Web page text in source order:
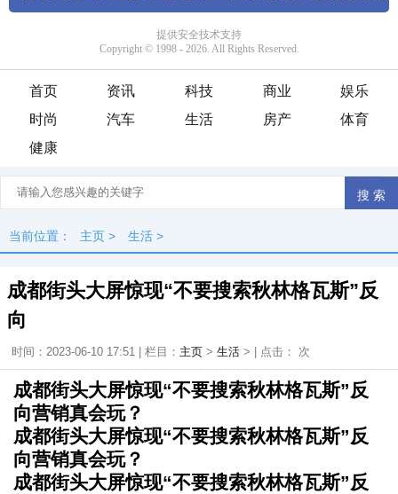
首页 资讯 科技 商业
娱乐
时尚
汽车 生活 房产
体育
健康
当前位置： 主页 > 生活 >
成都街头大屏惊现“不要搜索秋林格瓦斯”反
向
时间：2023-06-10 17:51 | 栏目： 主页 > 生活 > | 点击： 次
成都街头大屏惊现“不要搜索秋林格瓦斯”反
向营销真会玩？
成都街头大屏惊现“不要搜索秋林格瓦斯”反
向营销真会玩？
成都街头大屏惊现“不要搜索秋林格瓦斯”反